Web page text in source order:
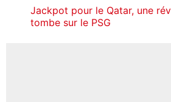
Jackpot pour le Qatar, une
tombe sur le PSG